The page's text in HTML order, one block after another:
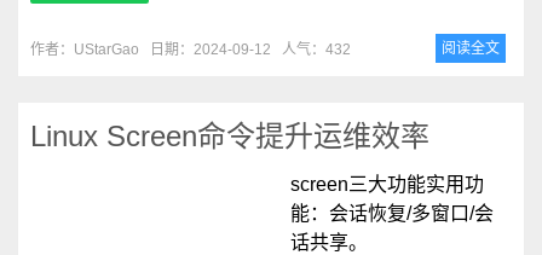
作者：UStarGao 日期：2024-09-12 人气：432 阅读全文
Linux Screen命令提升运维效率
screen三大功能实用功
能：会话恢复/多窗口/会
话共享。